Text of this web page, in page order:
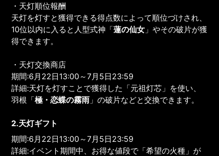
・天灯順位報酬
天灯を灯すと獲得できる得点数によって順位づけされ、
10位以内に入ると人型式神「蓮の仙女 」やその破片が獲
得できます。
・天灯交換商店
期間:6月22日13:00～7月5日23:59
詳細:天灯を灯すことで獲得した「元祖灯芯」を使い、
羽根「極・恋蝶の霧雨 」の破片などと交換できます。
2.天灯ギフト
期間:6月22日13:00～7月5日23:59
詳細:イベント期間中、お得な値段で「希望の火種」が